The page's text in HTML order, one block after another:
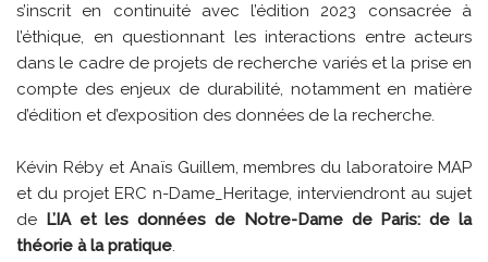
s’inscrit en continuité avec l’édition 2023 consacrée à
l’éthique, en questionnant les interactions entre acteurs
dans le cadre de projets de recherche variés et la prise en
compte des enjeux de durabilité, notamment en matière
d’édition et d’exposition des données de la recherche.
Kévin Réby et Anaïs Guillem, membres du laboratoire MAP
et du projet ERC n-Dame_Heritage, interviendront au sujet
de L’IA et les données de Notre-Dame de Paris: de la
théorie à la pratique.